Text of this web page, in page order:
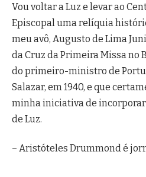
Vou voltar a Luz e levar ao
Episcopal uma relíquia
meu avô, Augusto de Lima
da Cruz da Primeira Missa no
do primeiro-ministro de
Salazar, em 1940, e que
minha iniciativa de
de Luz.
– Aristóteles Drummond é